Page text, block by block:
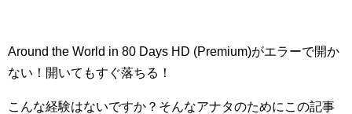
Around the World in 80 Days HD (Premium)がエラーで開か
ない！開いてもすぐ落ちる！
こんな経験はないですか？そんなアナタのためにこの記事